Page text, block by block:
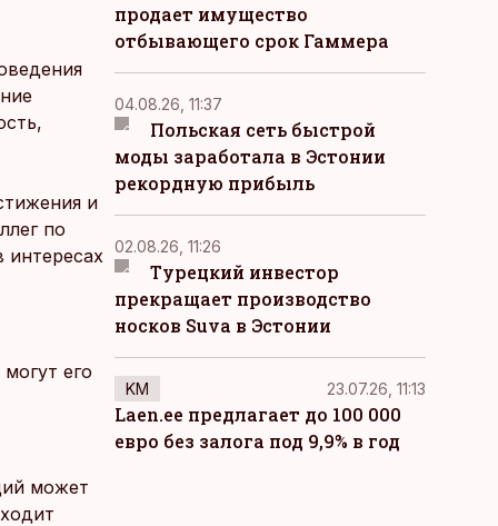
и
по
интересах
его
может
продает имущество
отбывающего срок Гаммера
04.08.26, 11:37
Польская сеть быстрой
моды заработала в Эстонии
рекордную прибыль
02.08.26, 11:26
Турецкий инвестор
прекращает производство
носков Suva в Эстонии
KM 23.07.26, 11:13
Laen.ee предлагает до 100 000
евро без залога под 9,9% в год